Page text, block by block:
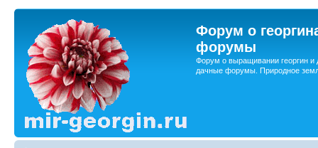
Форум о
форумы
Форум о выращивании георгин и
дачные форумы. Природное